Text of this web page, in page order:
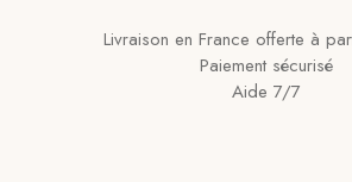
Livraison en France offerte à
Paiement sécurisé
Aide 7/7